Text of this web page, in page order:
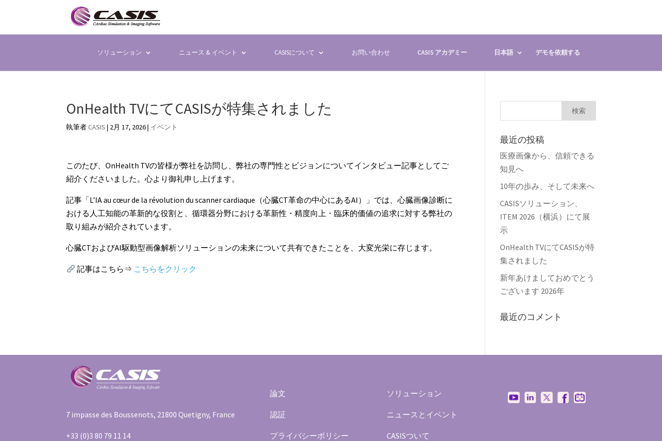
ソリューション ニュース & イベント CASISについて お問い合わせ CASIS アカデミー 日本語 デモを依頼する
OnHealth TVにてCASISが特集されました
執筆者CASIS | 2月 17, 2026| イベント
このたび、OnHealth TVの皆様が弊社を訪問し、弊社の専門性とビジョンについてインタビュー記事としてご
紹介くださいました。心より御礼申し上げます。
記事「L’IA au cœur de la révolution du scanner cardiaque（心臓CT革命の中心にあるAI）」では、心臓画像診断に
おける人工知能の革新的な役割と、循環器分野における革新性・精度向上・臨床的価値の追求に対する弊社の
取り組みが紹介されています。
心臓CTおよびAI駆動型画像解析ソリューションの未来について共有できたことを、大変光栄に存じます。
記事はこちら⇒ こちらをクリック
最近の投稿
医療画像から、信頼できる
知見へ
10年の歩み、そして未来へ
CASISソリューション、
ITEM 2026（横浜）にて展
示
OnHealth TVにてCASISが特
集されました
新年あけましておめでとう
ございます 2026年
最近のコメント
7 impasse des Boussenots, 21800 Quetigny, France
+33 (0)3 80 79 11 14
論文
認証
プライバシーポリシー
ソリューション
ニュースとイベント
CASISついて